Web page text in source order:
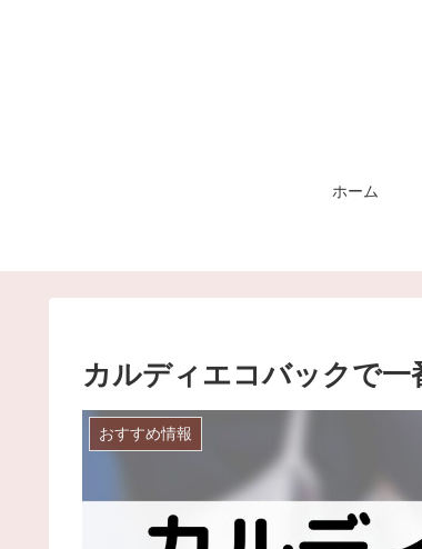
ホーム
カルディエコバックで
おすすめ情報